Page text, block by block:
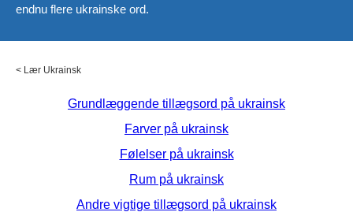
endnu flere ukrainske ord.
< Lær Ukrainsk
Grundlæggende tillægsord på ukrainsk
Farver på ukrainsk
Følelser på ukrainsk
Rum på ukrainsk
Andre vigtige tillægsord på ukrainsk